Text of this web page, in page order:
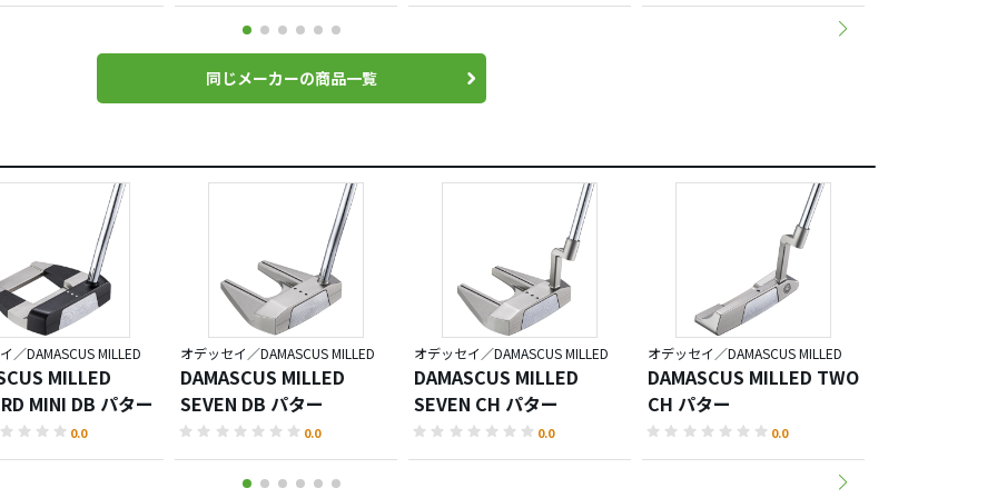
同じメーカーの商品一覧
／DAMASCUS MILLED
MILLED
MINI DB パター
0.0
オデッセイ／DAMASCUS MILLED
DAMASCUS MILLED
SEVEN DB パター
0.0
オデッセイ／DAMASCUS MILLED
DAMASCUS MILLED
SEVEN CH パター
0.0
オデッセイ／DAMASCUS MILLED
DAMASCUS MILLED TWO
CH パター
0.0